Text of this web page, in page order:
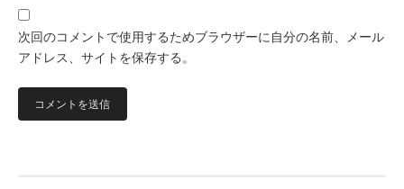
次回のコメントで使用するためブラウザーに自分の名前、メール
アドレス、サイトを保存する。